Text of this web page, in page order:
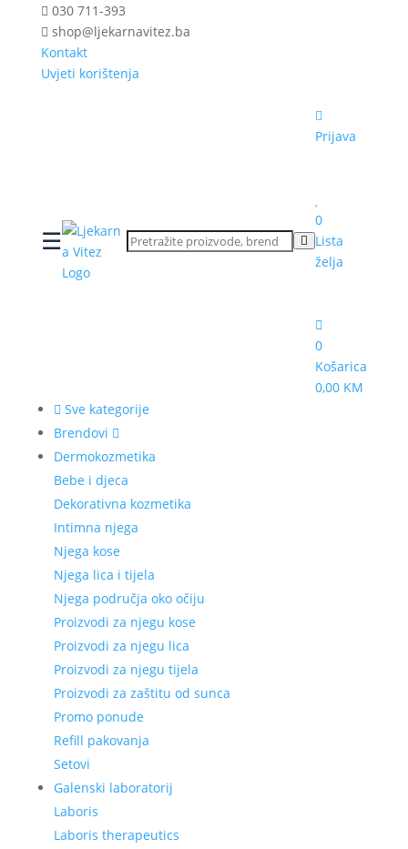
030 711-393
shop@ljekarnavitez.ba
Kontakt
Uvjeti korištenja
☰
Prijava
0
Lista
želja
0
Košarica
0,00 KM
Sve kategorije
Brendovi
Dermokozmetika
Bebe i djeca
Dekorativna kozmetika
Intimna njega
Njega kose
Njega lica i tijela
Njega područja oko očiju
Proizvodi za njegu kose
Proizvodi za njegu lica
Proizvodi za njegu tijela
Proizvodi za zaštitu od sunca
Promo ponude
Refill pakovanja
Setovi
Galenski laboratorij
Laboris
Laboris therapeutics